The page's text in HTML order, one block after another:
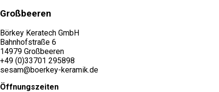
Großbeeren
Börkey Keratech GmbH
Bahnhofstraße 6
14979 Großbeeren
+49 (0)33701 295898
sesam@boerkey-keramik.de
Öffnungszeiten